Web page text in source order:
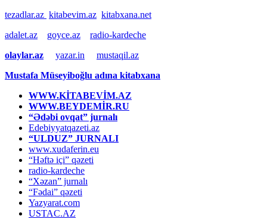
tezadlar.az kitabevim.az kitabxana.net
adalet.az
goyce.az
radio-kardeche
olaylar.az
yazar.in
mustaqil.az
Mustafa Müseyiboğlu adına kitabxana
WWW.KİTABEVİM.AZ
WWW.BEYDEMİR.RU
“Ədəbi ovqat” jurnalı
Edebiyyatqazeti.az
“ULDUZ” JURNALI
www.xudaferin.eu
“Həftə içi” qəzeti
radio-kardeche
“Xəzan” jurnalı
“Fədai” qəzeti
Yazyarat.com
USTAC.AZ